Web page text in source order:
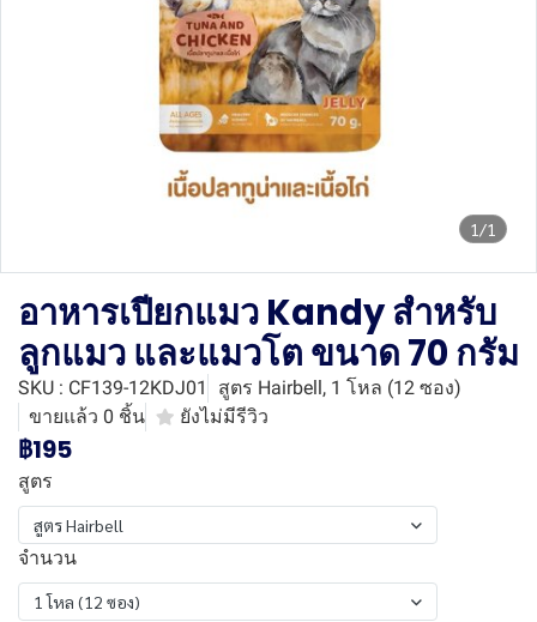
1/1
อาหารเปียกแมว Kandy สำหรับ
ลูกแมว และแมวโต ขนาด 70 กรัม
SKU : CF139-12KDJ01
สูตร Hairbell, 1 โหล (12 ซอง)
ขายแล้ว 0 ชิ้น
ยังไม่มีรีวิว
฿195
สูตร
สูตร Hairbell
จำนวน
1 โหล (12 ซอง)